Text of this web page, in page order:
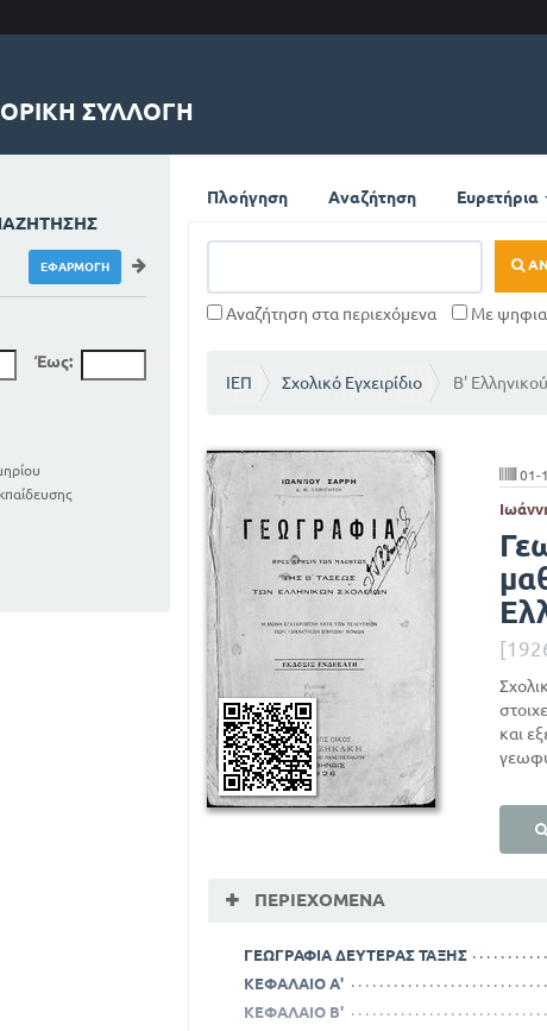
ΣΥΛΛΟΓΉ
Πλοήγηση Αναζήτηση Ευρετήρια
Αναζήτηση στα περιεχόμενα Με
ΙΕΠ Σχολικό Εγχειρίδιο Β'
01-
και
ΠΕΡΙΕΧΌΜΕΝΑ
ΓΕΩΓΡΑΦΙΑ ΔΕΥΤΕΡΑΣ ΤΑΞΗΣ
ΚΕΦΑΛΑΙΟ Α'
ΚΕΦΑΛΑΙΟ Β'
Έως: